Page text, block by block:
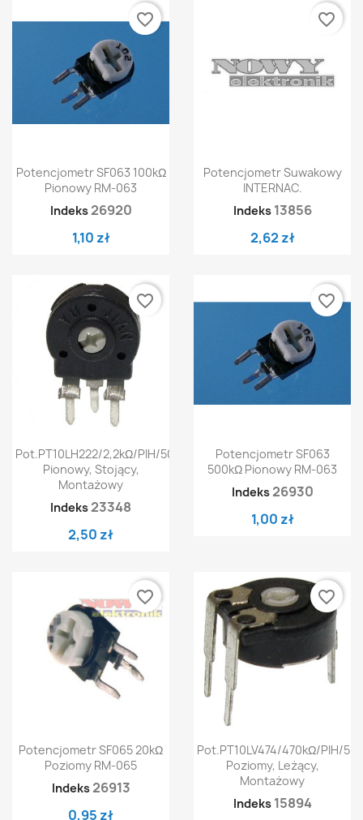
Potencjometr SF063 100kΩ
Pionowy RM-063
Indeks 26920
1,10 zł
favorite_border
Potencjometr Suwakowy
INTERNAC.
Indeks 13856
2,62 zł
favorite_border
Pot.PT10LH222/2,2kΩ/PIH/500
Pionowy, Stojący,
Montażowy
Indeks 23348
2,50 zł
favorite_border
Potencjometr SF063
500kΩ Pionowy RM-063
Indeks 26930
1,00 zł
favorite_border
Potencjometr SF065 20kΩ
Poziomy RM-065
Indeks 26913
0,95 zł
favorite_border
Pot.PT10LV474/470kΩ/PIH/
Poziomy, Leżący,
Montażowy
Indeks 15894
favorite_border